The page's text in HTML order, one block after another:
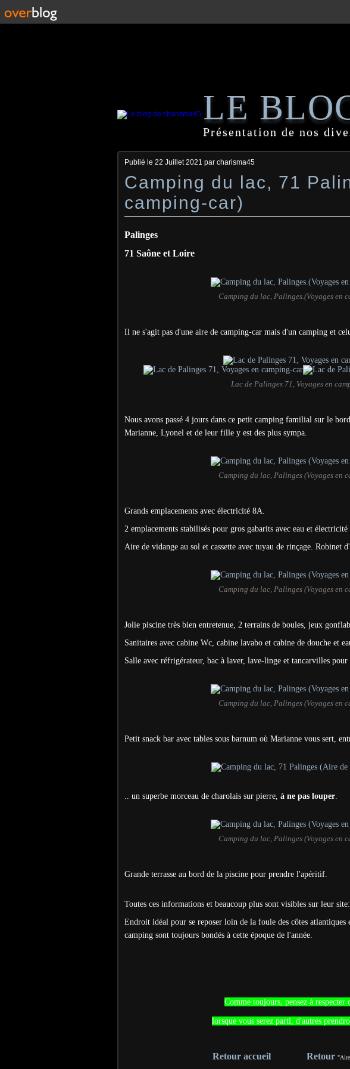
LE
Présentation de nos
Publié le 22 Juillet 2021 par charisma45
Camping du lac, 71
camping-car)
Palinges
71 Saône et Loire
Camping du lac, Palinges.(Voyages en
Il ne s'agit pas d'une aire de camping-car mais d'un camping et
Lac de Palinges 71, Voyages en
Nous avons passé 4 jours dans ce petit camping familial sur le
Marianne, Lyonel et de leur fille y est des plus sympa.
Camping du lac, Palinges (Voyages en
Grands emplacements avec électricité 8A.
2 emplacements stabilisés pour gros gabarits avec eau et
Aire de vidange au sol et cassette avec tuyau de rinçage. Robinet
Camping du lac, Palinges (Voyages en
Jolie piscine très bien entretenue, 2 terrains de boules, jeux
Sanitaires avec cabine Wc, cabine lavabo et cabine de douche et
Salle avec réfrigérateur, bac à laver, lave-linge et tancarvilles pour
Camping du lac, Palinges (Voyages en
Petit snack bar avec tables sous barnum où Marianne vous sert,
.. un superbe morceau de charolais sur pierre, à ne pas louper.
Camping du lac, Palinges (Voyages en
Grande terrasse au bord de la piscine pour prendre l'apéritif.
Toutes ces informations et beaucoup plus sont visibles sur leur site:
Endroit idéal pour se reposer loin de la foule des côtes atlantiques
camping sont toujours bondés à cette époque de l'année.
Comme toujours, pensez à respecter
lorsque vous serez parti, d'autres
Retour accueil Retour